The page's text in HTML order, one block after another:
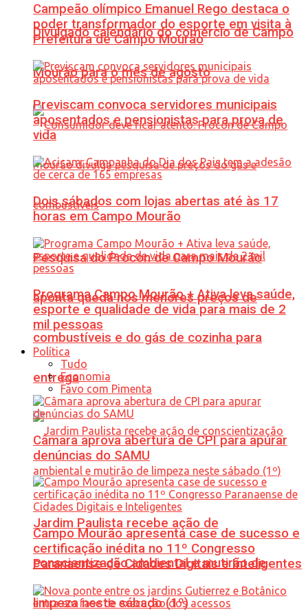
Divulgado calendário do comércio de Campo
Mourão para o mês de agosto
Pesquisa do Procon de Campo Mourão
aponta queda nos menores preços de
combustíveis e do gás de cozinha para
entrega
Jardim Paulista recebe ação de
conscientização ambiental e mutirão de
limpeza neste sábado (1º)
Campeão olímpico Emanuel Rego destaca o
poder transformador do esporte em visita à
Prefeitura de Campo Mourão
Previscam convoca servidores municipais
aposentados e pensionistas para prova de
vida
Dois sábados com lojas abertas até às 17
horas em Campo Mourão
Programa Campo Mourão + Ativa leva saúde,
esporte e qualidade de vida para mais de 2
mil pessoas
Política
Tudo
Economia
Favo com Pimenta
Câmara aprova abertura de CPI para apurar
denúncias do SAMU
Campo Mourão apresenta case de sucesso e
certificação inédita no 11º Congresso
Paranaense de Cidades Digitais e Inteligentes